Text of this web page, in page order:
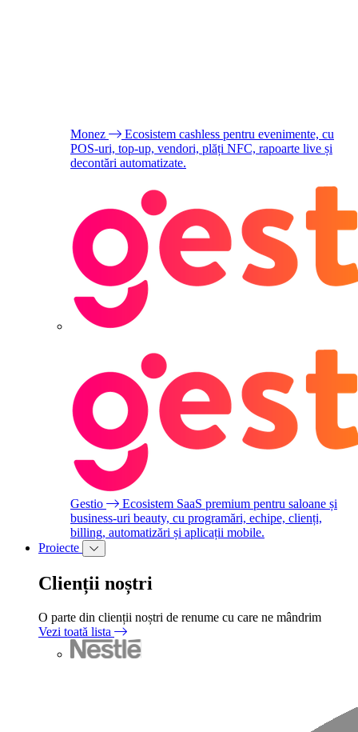
Monez
Ecosistem cashless pentru evenimente, cu
POS-uri, top-up, vendori, plăți NFC, rapoarte live și
decontări automatizate.
Gestio
Ecosistem SaaS premium pentru saloane și
business-uri beauty, cu programări, echipe, clienți,
billing, automatizări și aplicații mobile.
Proiecte
Clienții noștri
O parte din clienții noștri de renume cu care ne mândrim
Vezi toată lista